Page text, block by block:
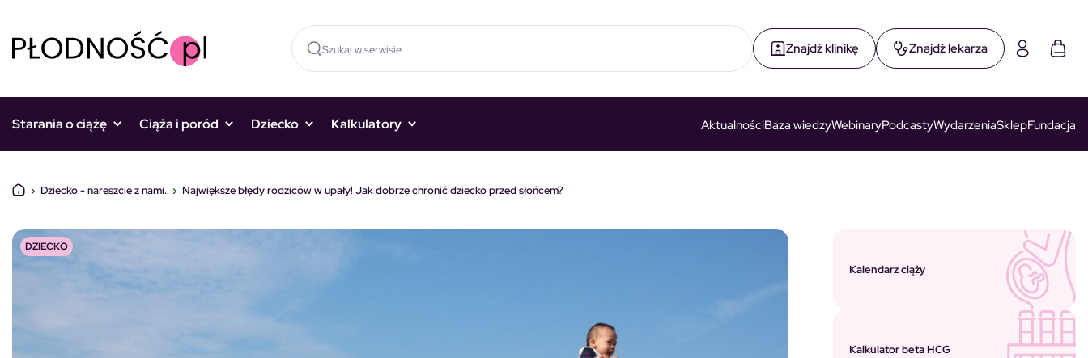
Znajdź klinikę Znajdź lekarza
Starania o ciążę Ciąża i poród Dziecko Kalkulatory AktualnościBaza wiedzyWebinaryPodcastyWydarzeniaSklepFundacja
› Dziecko - nareszcie z nami. › Największe błędy rodziców w upały! Jak dobrze chronić dziecko przed słońcem?
DZIECKO
Kalendarz ciąży
Kalkulator beta HCG